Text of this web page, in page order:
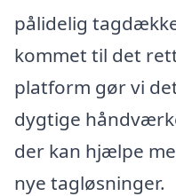
pålidelig
kommet til det
platform gør vi
dygtige
der kan hjælpe
nye tagløsninger.